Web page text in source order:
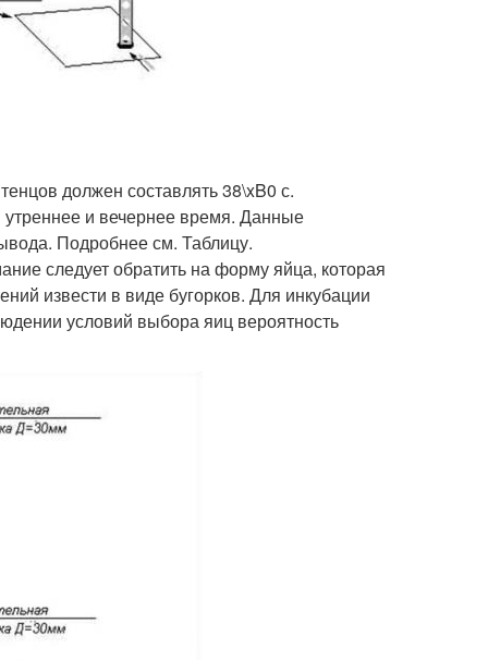
должен составлять 38\xB0 с.
и вечернее время. Данные
Подробнее см. Таблицу.
следует обратить на форму яйца, которая
извести в виде бугорков. Для инкубации
условий выбора яиц вероятность